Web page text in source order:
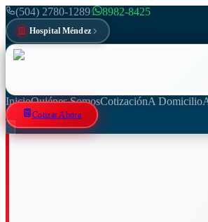
(504) 2780-1289| 8982-8425
Hospital Méndez
InicioQuiénes SomosCotizaciónA Domicilio
Cotizar Ahora